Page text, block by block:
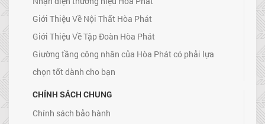
Giới Thiệu Về Nội Thất Hòa Phát
Giới Thiệu Về Tập Đoàn Hòa Phát
Giường tầng công nhân của Hòa Phát có phải lựa
chọn tốt dành cho bạn
CHÍNH SÁCH CHUNG
Chính sách bảo hành